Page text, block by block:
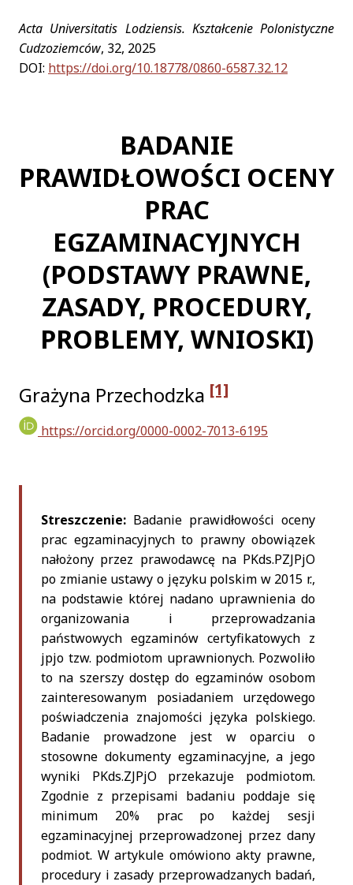
Acta Universitatis Lodziensis. Kształcenie Polonistyczne
Cudzoziemców, 32, 2025
DOI: https://doi.org/10.18778/0860-6587.32.12
BADANIE
PRAWIDŁOWOŚCI OCENY
PRAC
EGZAMINACYJNYCH
(PODSTAWY PRAWNE,
ZASADY, PROCEDURY,
PROBLEMY, WNIOSKI)
Grażyna Przechodzka [1]
https://orcid.org/0000-0002-7013-6195
Streszczenie: Badanie prawidłowości oceny
prac egzaminacyjnych to prawny obowiązek
nałożony przez prawodawcę na PKds.PZJPjO
po zmianie ustawy o języku polskim w 2015 r.,
na podstawie której nadano uprawnienia do
organizowania i przeprowadzania
państwowych egzaminów certyfikatowych z
jpjo tzw. podmiotom uprawnionych. Pozwoliło
to na szerszy dostęp do egzaminów osobom
zainteresowanym posiadaniem urzędowego
poświadczenia znajomości języka polskiego.
Badanie prowadzone jest w oparciu o
stosowne dokumenty egzaminacyjne, a jego
wyniki PKds.ZJPjO przekazuje podmiotom.
Zgodnie z przepisami badaniu poddaje się
minimum 20% prac po każdej sesji
egzaminacyjnej przeprowadzonej przez dany
podmiot. W artykule omówiono akty prawne,
procedury i zasady przeprowadzanych badań,